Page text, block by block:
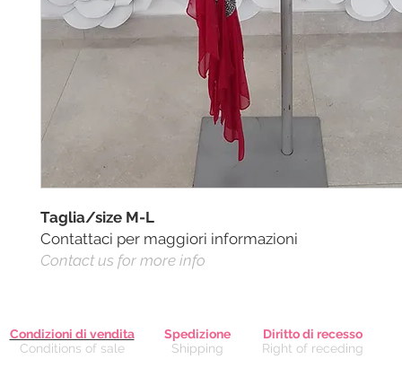
Taglia/size M-L
Contattaci per maggiori informazioni
Contact us for more info
Condizioni di vendita
Conditions of sale
Spedizione
Shipping
Diritto di recesso
Right of receding